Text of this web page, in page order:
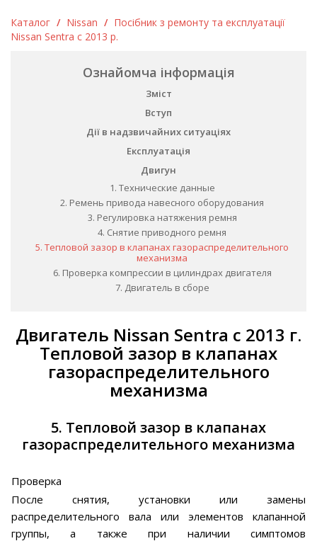
Каталог / Nissan / Посібник з ремонту та експлуатації
Nissan Sentra c 2013 р.
Ознайомча інформація
Зміст
Вступ
Дії в надзвичайних ситуаціях
Експлуатація
Двигун
1. Технические данные
2. Ремень привода навесного оборудования
3. Регулировка натяжения ремня
4. Снятие приводного ремня
5. Тепловой зазор в клапанах газораспределительного
механизма
6. Проверка компрессии в цилиндрах двигателя
7. Двигатель в сборе
Двигатель Nissan Sentra c 2013 г.
Тепловой зазор в клапанах
газораспределительного
механизма
5. Тепловой зазор в клапанах
газораспределительного механизма
Проверка
После снятия, установки или замены
распределительного вала или элементов клапанной
группы, а также при наличии симптомов